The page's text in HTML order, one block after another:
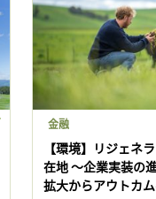
金融
【環境】リジェネ
在地 〜企業実装の
拡大からアウトカ